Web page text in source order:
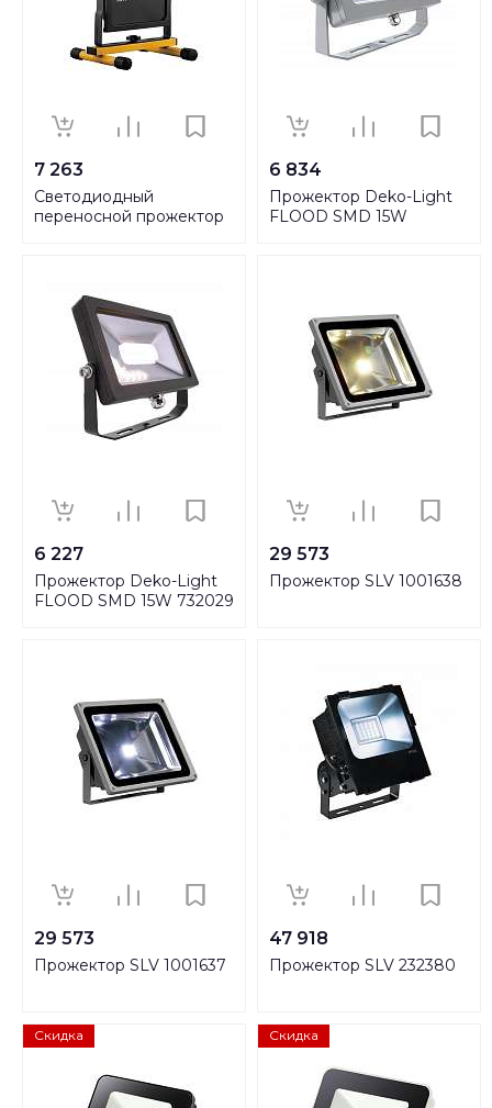
7 263
Светодиодный
переносной прожектор
6 834
Прожектор Deko-Light
FLOOD SMD 15W
6 227
Прожектор Deko-Light
FLOOD SMD 15W 732029
29 573
Прожектор SLV 1001638
29 573
Прожектор SLV 1001637
47 918
Прожектор SLV 232380
Скидка Скидка